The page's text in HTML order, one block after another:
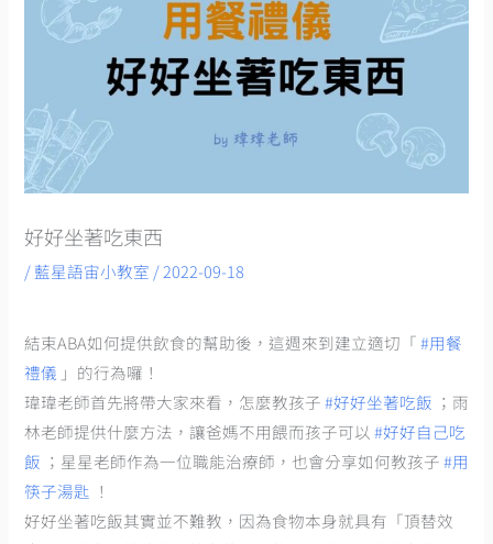
好好坐著吃東西
/藍星語宙小教室 /2022-09-18
結束ABA如何提供飲食的幫助後，這週來到建立適切「#用餐
禮儀 」的行為囉！
瑋瑋老師首先將帶大家來看，怎麼教孩子#好好坐著吃飯 ；雨
林老師提供什麼方法，讓爸媽不用餵而孩子可以#好好自己吃
飯 ；星星老師作為一位職能治療師，也會分享如何教孩子#用
筷子湯匙 ！
好好坐著吃飯其實並不難教，因為食物本身就具有「頂替效